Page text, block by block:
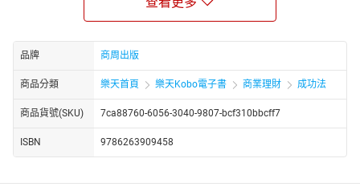
跳脫「會講話」的迷思，真正做到「說得對、說得巧、說得贏」，
📚 圖文並茂，輕鬆好讀
結合圖解、案例與清單式技巧，搭配輕鬆口吻與清新排版，
學習零負擔，吸收效果翻倍。
核心賣點 ✦ 為什麼這本書值得入手？
本書結合最新AI溝通技術，幫你快速建構彙報架構、預測聽眾反
一鍵提升你的職場表達力。不是取代你，而是強化你！
品牌 商周出版
商品分類 樂天首頁 樂天Kobo電子書 商業理財 成功法
商品貨號(SKU) 7ca88760-6056-3040-9807-bcf310bbcff7
ISBN 9786263909458